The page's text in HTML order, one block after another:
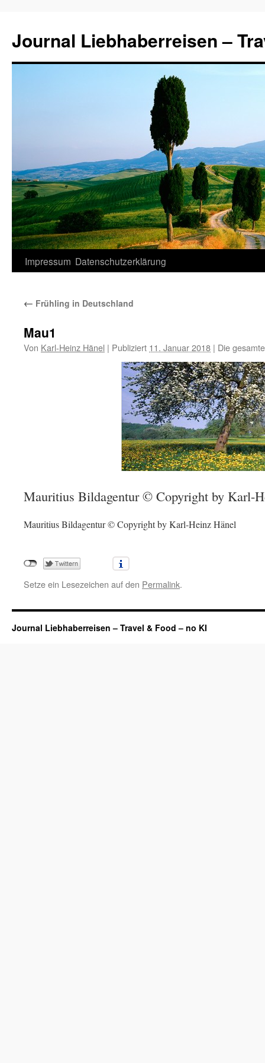
Journal Liebhaberreisen –
Zum
springen
Impressum Datenschutzerklärung
← Frühling in Deutschland
Mau1
Von Karl-Heinz Hänel | Publiziert 11. Januar 2018 | Die
Mauritius Bildagentur © Copyright by Karl-
Mauritius Bildagentur © Copyright by Karl-Heinz Hänel
Setze ein Lesezeichen auf den Permalink.
Journal Liebhaberreisen – Travel & Food – no KI